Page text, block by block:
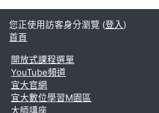
您正使用訪客身分瀏覽 (登入)
首頁
開放式課程選單
YouTube頻道
宜大官網
宜大數位學習M園區
大師講座